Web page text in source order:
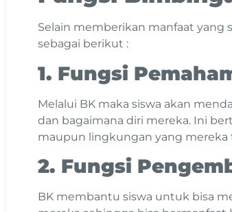
Selain memberikan manfaat yang
sebagai berikut :
1. Fungsi
Melalui BK maka siswa akan
dan bagaimana diri mereka. Ini
maupun lingkungan yang mereka
2. Fungsi
BK membantu siswa untuk bisa